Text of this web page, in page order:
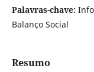
Palavras-chave:
Balanço Social
Resumo